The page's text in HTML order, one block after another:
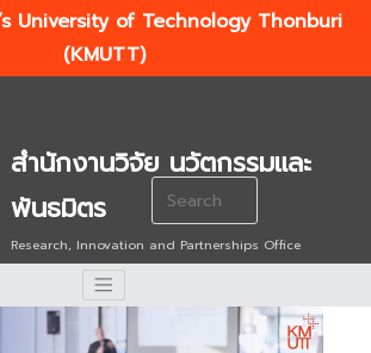
University of Technology Thonburi
(KMUTT)
สำนักงานวิจัย นวัตกรรมและ
พันธมิตร
Research, Innovation and Partnerships Office
Search
for: